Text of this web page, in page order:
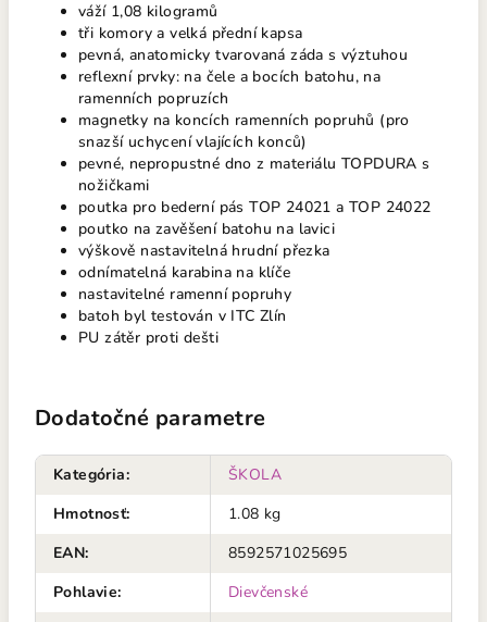
váží 1,08 kilogramů
tři komory a velká přední kapsa
pevná, anatomicky tvarovaná záda s výztuhou
reflexní prvky: na čele a bocích batohu, na
ramenních popruzích
magnetky na koncích ramenních popruhů (pro
snazší uchycení vlajících konců)
pevné, nepropustné dno z materiálu TOPDURA s
nožičkami
poutka pro bederní pás TOP 24021 a TOP 24022
poutko na zavěšení batohu na lavici
výškově nastavitelná hrudní přezka
odnímatelná karabina na klíče
nastavitelné ramenní popruhy
batoh byl testován v ITC Zlín
PU zátěr proti dešti
Dodatočné parametre
Kategória:
ŠKOLA
Hmotnosť:
1.08 kg
EAN:
8592571025695
Pohlavie:
Dievčenské